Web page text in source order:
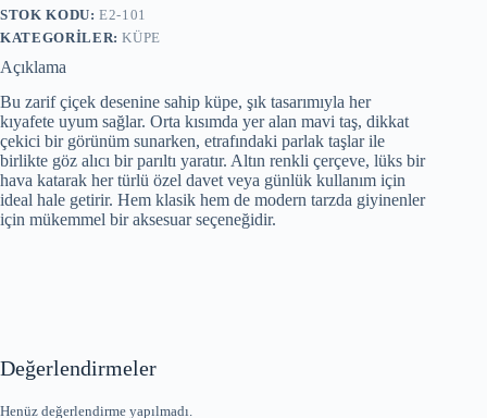
STOK KODU:E2-101
KATEGORILER:KÜPE
Açıklama
Bu zarif çiçek desenine sahip küpe, şık tasarımıyla her
kıyafete uyum sağlar. Orta kısımda yer alan mavi taş, dikkat
çekici bir görünüm sunarken, etrafındaki parlak taşlar ile
birlikte göz alıcı bir parıltı yaratır. Altın renkli çerçeve, lüks bir
hava katarak her türlü özel davet veya günlük kullanım için
ideal hale getirir. Hem klasik hem de modern tarzda giyinenler
için mükemmel bir aksesuar seçeneğidir.
Değerlendirmeler
Henüz değerlendirme yapılmadı.